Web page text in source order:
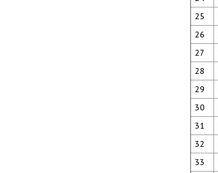
25
26
27
28
29
30
31
32
33